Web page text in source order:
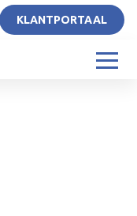
KLANTPORTAAL